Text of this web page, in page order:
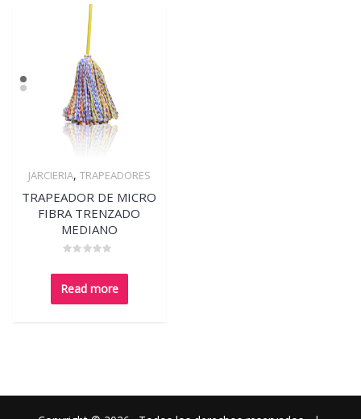
Quick View
JARCIERIA, TRAPEADORES
TRAPEADOR DE MICRO
FIBRA TRENZADO
MEDIANO
0
out
of
Read more